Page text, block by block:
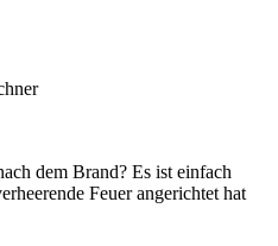
dem Brand? Es ist einfach
Feuer angerichtet hat